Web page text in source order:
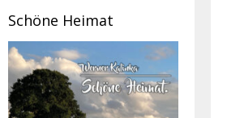
Schöne Heimat